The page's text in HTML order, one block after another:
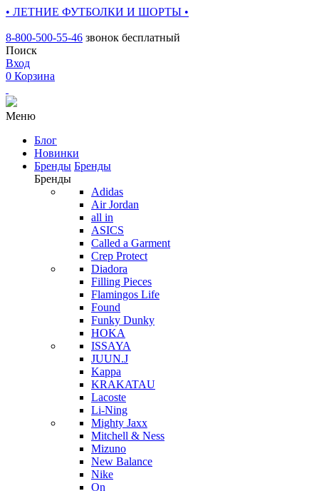
• ЛЕТНИЕ ФУТБОЛКИ И ШОРТЫ •
8-800-500-55-46 звонок бесплатный
Поиск
Вход
0 Корзина
Меню
Блог
Новинки
Бренды Бренды
Бренды
Adidas
Air Jordan
all in
ASICS
Called a Garment
Crep Protect
Diadora
Filling Pieces
Flamingos Life
Found
Funky Dunky
HOKA
ISSAYA
JUUN.J
Kappa
KRAKATAU
Lacoste
Li-Ning
Mighty Jaxx
Mitchell & Ness
Mizuno
New Balance
Nike
On